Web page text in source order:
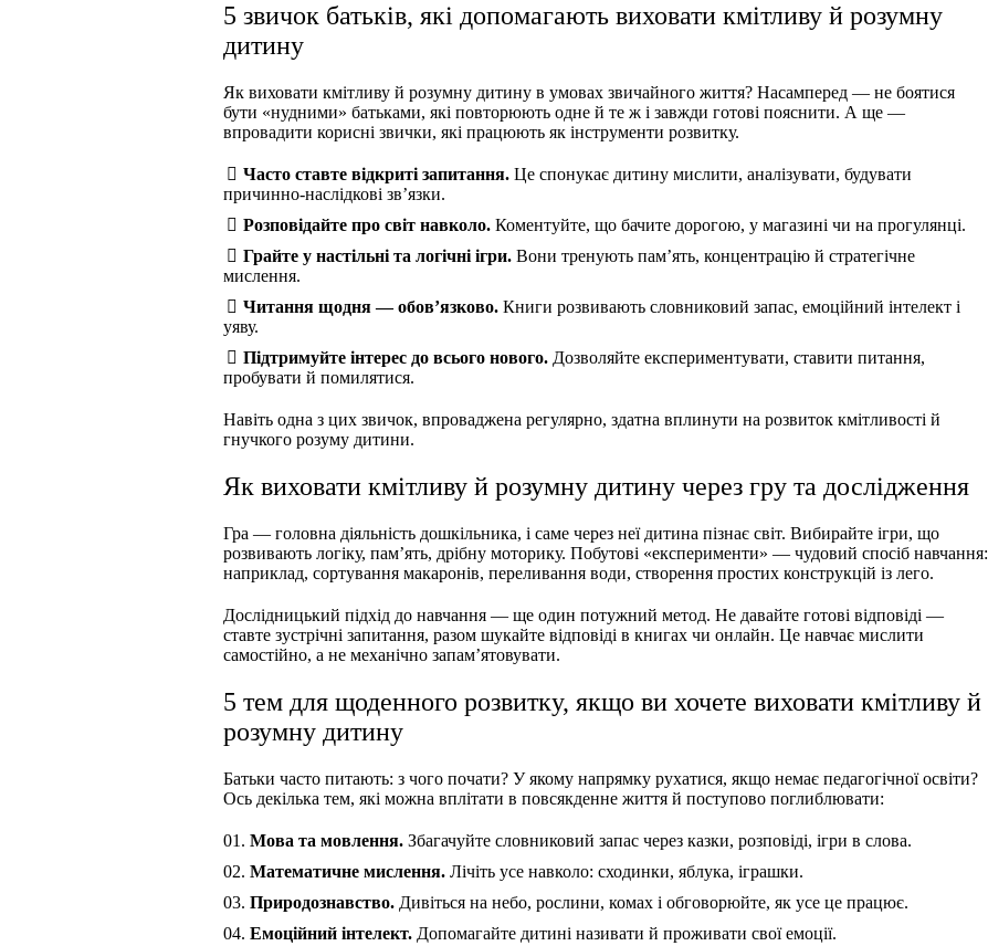
5 звичок батьків, які допомагають виховати кмітливу й розумну
дитину
Як виховати кмітливу й розумну дитину в умовах звичайного життя? Насамперед — не боятися
бути «нудними» батьками, які повторюють одне й те ж і завжди готові пояснити. А ще —
впровадити корисні звички, які працюють як інструменти розвитку.
Часто ставте відкриті запитання.Це спонукає дитину мислити, аналізувати, будувати
причинно-наслідкові зв’язки.
Розповідайте про світ навколо.Коментуйте, що бачите дорогою, у магазині чи на прогулянці.
Грайте у настільні та логічні ігри.Вони тренують пам’ять, концентрацію й стратегічне
мислення.
Читання щодня — обов’язково.Книги розвивають словниковий запас, емоційний інтелект і
уяву.
Підтримуйте інтерес до всього нового.Дозволяйте експериментувати, ставити питання,
пробувати й помилятися.
Навіть одна з цих звичок, впроваджена регулярно, здатна вплинути на розвиток кмітливості й
гнучкого розуму дитини.
Як виховати кмітливу й розумну дитину через гру та дослідження
Гра — головна діяльність дошкільника, і саме через неї дитина пізнає світ. Вибирайте ігри, що
розвивають логіку, пам’ять, дрібну моторику. Побутові «експерименти» — чудовий спосіб навчання:
наприклад, сортування макаронів, переливання води, створення простих конструкцій із лего.
Дослідницький підхід до навчання — ще один потужний метод. Не давайте готові відповіді —
ставте зустрічні запитання, разом шукайте відповіді в книгах чи онлайн. Це навчає мислити
самостійно, а не механічно запам’ятовувати.
5 тем для щоденного розвитку, якщо ви хочете виховати кмітливу й
розумну дитину
Батьки часто питають: з чого почати? У якому напрямку рухатися, якщо немає педагогічної освіти?
Ось декілька тем, які можна вплітати в повсякденне життя й поступово поглиблювати:
Мова та мовлення. Збагачуйте словниковий запас через казки, розповіді, ігри в слова.
Математичне мислення. Лічіть усе навколо: сходинки, яблука, іграшки.
Природознавство. Дивіться на небо, рослини, комах і обговорюйте, як усе це працює.
Емоційний інтелект. Допомагайте дитині називати й проживати свої емоції.